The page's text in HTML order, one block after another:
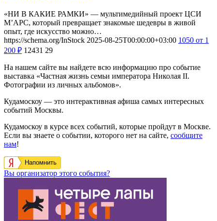
«НИ В КАКИЕ РАМКИ» — мультимедийный проект ЦСИ
М’АРС, который превращает знакомые шедевры в живой
опыт, где искусство можно…
https://schema.org/InStock 2025-08-25T00:00:00+03:00 1050 от 1
200 ₽ 12431 29
На нашем сайте вы найдете всю информацию про событие
выставка «Частная жизнь семьи императора Николая II.
Фотографии из личных альбомов».
Кудамоскоу — это интерактивная афиша самых интересных
событий Москвы.
Кудамоскоу в курсе всех событий, которые пройдут в Москве.
Если вы знаете о событии, которого нет на сайте, сообщите
нам!
Напомнить
Вы организатор этого события?